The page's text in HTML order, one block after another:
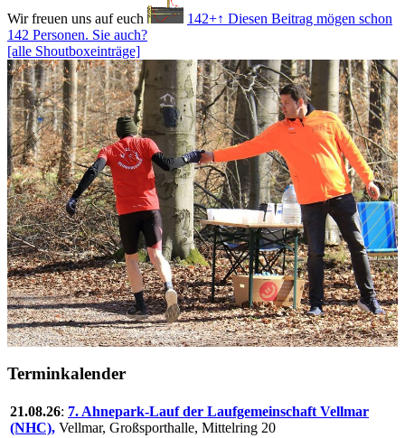
Wir freuen uns auf euch 142+↑ Diesen Beitrag mögen schon
142 Personen. Sie auch?
[alle Shoutboxeinträge]
Terminkalender
21.08.26: 7. Ahnepark-Lauf der Laufgemeinschaft Vellmar
(NHC), Vellmar, Großsporthalle, Mittelring 20